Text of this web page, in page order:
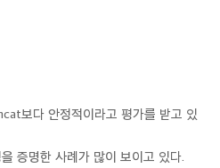
보다 안정적이라고 평가를 받고 있
증명한 사례가 많이 보이고 있다.